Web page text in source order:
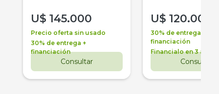
U$ 145.000
Precio oferta sin usado
30% de entrega +
financiación
Consultar
U$ 120.000
30% de entrega +
financiación
Financialo en 3 años
Consultar